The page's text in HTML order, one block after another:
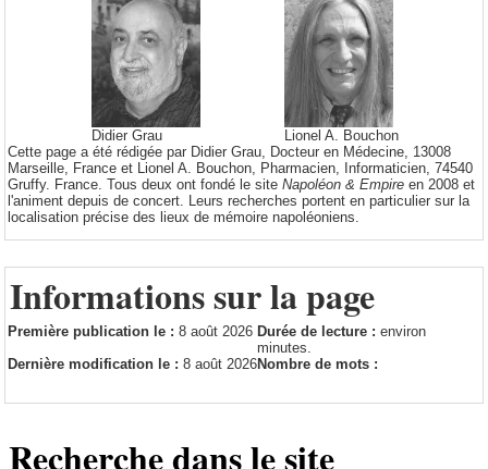
Didier Grau
Lionel A. Bouchon
Cette page a été rédigée par Didier Grau, Docteur en Médecine, 13008
Marseille, France et Lionel A. Bouchon, Pharmacien, Informaticien, 74540
Gruffy. France. Tous deux ont fondé le site Napoléon & Empire en 2008 et
l'animent depuis de concert. Leurs recherches portent en particulier sur la
localisation précise des lieux de mémoire napoléoniens.
Informations sur la page
Première publication le : 8 août 2026 Durée de lecture : environ
minutes.
Dernière modification le : 8 août 2026Nombre de mots :
Recherche dans le site